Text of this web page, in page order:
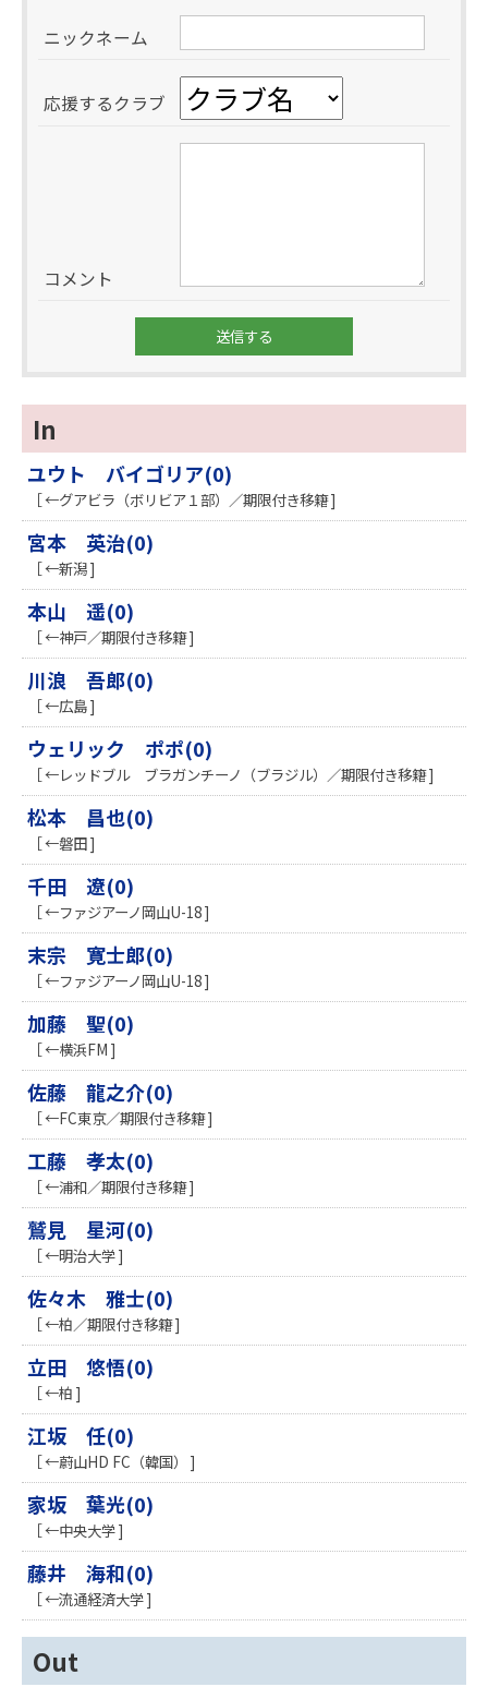
ニックネーム
応援するクラブ
コメント
In
ユウト バイゴリア(0)
［ ←グアビラ（ボリビア１部）／期限付き移籍 ]
宮本 英治(0)
［ ←新潟 ]
本山 遥(0)
［ ←神戸／期限付き移籍 ]
川浪 吾郎(0)
［ ←広島 ]
ウェリック ポポ(0)
［ ←レッドブル ブラガンチーノ（ブラジル）／期限付き移籍 ]
松本 昌也(0)
［ ←磐田 ]
千田 遼(0)
［ ←ファジアーノ岡山U-18 ]
末宗 寛士郎(0)
［ ←ファジアーノ岡山U-18 ]
加藤 聖(0)
［ ←横浜FM ]
佐藤 龍之介(0)
［ ←FC東京／期限付き移籍 ]
工藤 孝太(0)
［ ←浦和／期限付き移籍 ]
鷲見 星河(0)
［ ←明治大学 ]
佐々木 雅士(0)
［ ←柏／期限付き移籍 ]
立田 悠悟(0)
［ ←柏 ]
江坂 任(0)
［ ←蔚山HD FC（韓国） ]
家坂 葉光(0)
［ ←中央大学 ]
藤井 海和(0)
［ ←流通経済大学 ]
Out